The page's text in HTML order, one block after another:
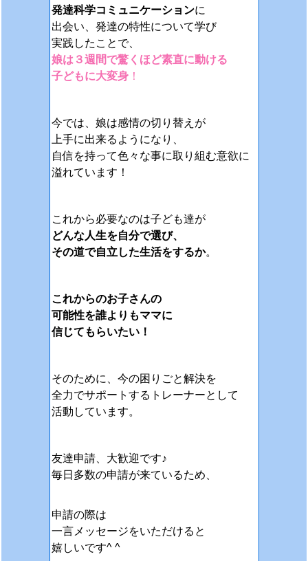
発達科学コミュニケーションに
出会い、発達の特性について学び
実践したことで、
娘は３週間で驚くほど素直に動ける
子どもに大変身！
今では、娘は感情の切り替えが
上手に出来るようになり、
自信を持って色々な事に取り組む意欲に
溢れています！
これから必要なのは子ども達が
どんな人生を自分で選び、
その道で自立した生活をするか。
これからのお子さんの
可能性を誰よりもママに
信じてもらいたい！
そのために、今の困りごと解決を
全力でサポートするトレーナーとして
活動しています。
友達申請、大歓迎です♪
毎日多数の申請が来ているため、
申請の際は
一言メッセージをいただけると
嬉しいです^ ^